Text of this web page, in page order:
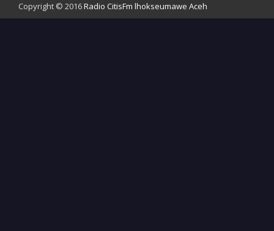
Copyright © 2016Radio CitisFm lhokseumawe Aceh